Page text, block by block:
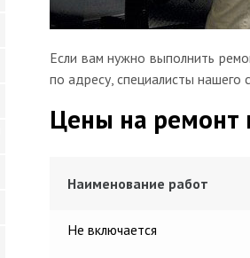
Если вам нужно выполнить
по адресу, специалисты нашего
Цены на ремонт
Наименование работ
Не включается